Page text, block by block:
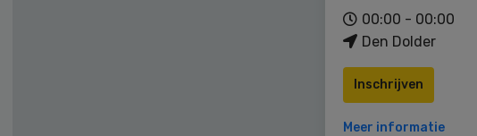
00:00 - 00:00
Den Dolder
Inschrijven
Meer informatie